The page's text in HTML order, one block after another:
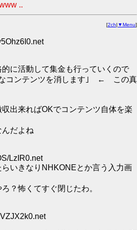
..
[2ch| ▼Menu]
に活動して集金も行っていくので
なコンテンツを消します｣ ← この真
出来ればOKでコンテンツ自体を楽
だよね
LzIR0.net
いきなりNHKONEとか言う入力画
？怖くてすぐ閉じたわ。